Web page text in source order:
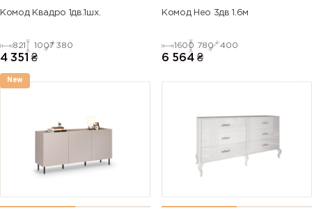
Комод Квадро 1дв.1шх.
821 1007 380
4 351 ₴
Комод Нео 3дв 1.6м
1600 780 400
6 564 ₴
New